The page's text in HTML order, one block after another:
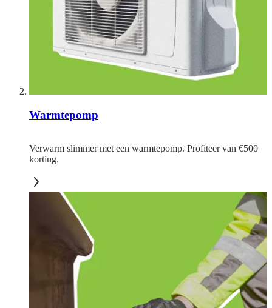
Warmtepomp
Verwarm slimmer met een warmtepomp. Profiteer van €500
korting.